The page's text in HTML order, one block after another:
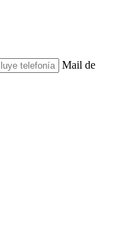
Mail de